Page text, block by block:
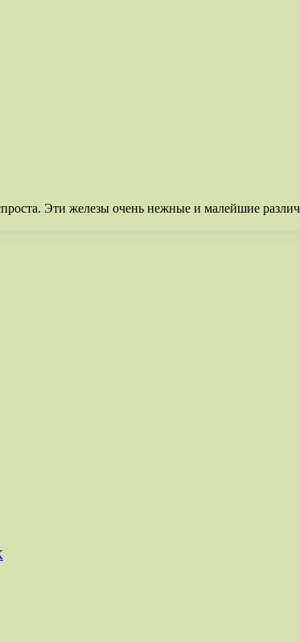
Эти железы очень нежные и малейшие